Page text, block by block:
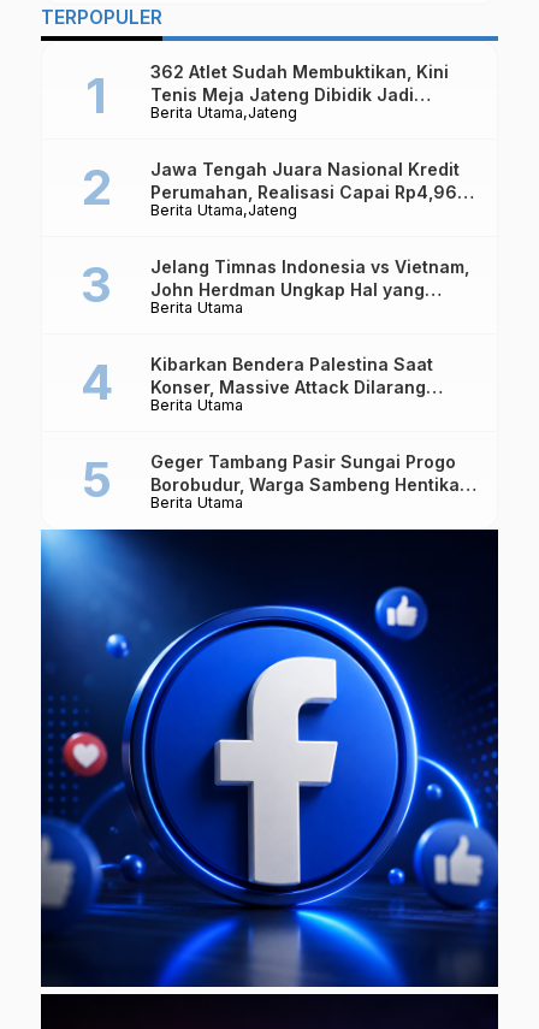
TERPOPULER
Berita Utama Jateng
362 Atlet Sudah Membuktikan, Kini
Tenis Meja Jateng Dibidik Jadi
Kekuatan Nasional
Berita Utama Jateng
Jawa Tengah Juara Nasional Kredit
Perumahan, Realisasi Capai Rp4,96
Triliun
Berita Utama
Jelang Timnas Indonesia vs Vietnam,
John Herdman Ungkap Hal yang
Dipertaruhkan
Berita Utama
Kibarkan Bendera Palestina Saat
Konser, Massive Attack Dilarang
Masuk Singapura Lagi
Berita Utama
Geger Tambang Pasir Sungai Progo
Borobudur, Warga Sambeng Hentikan
Alat Berat dan Usir Truk